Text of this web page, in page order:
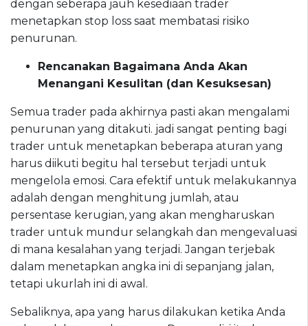
dengan seberapa jauh kesediaan trader
menetapkan stop loss saat membatasi risiko
penurunan.
Rencanakan Bagaimana Anda Akan
Menangani Kesulitan (dan Kesuksesan)
Semua trader pada akhirnya pasti akan mengalami
penurunan yang ditakuti. jadi sangat penting bagi
trader untuk menetapkan beberapa aturan yang
harus diikuti begitu hal tersebut terjadi untuk
mengelola emosi. Cara efektif untuk melakukannya
adalah dengan menghitung jumlah, atau
persentase kerugian, yang akan mengharuskan
trader untuk mundur selangkah dan mengevaluasi
di mana kesalahan yang terjadi. Jangan terjebak
dalam menetapkan angka ini di sepanjang jalan,
tetapi ukurlah ini di awal.
Sebaliknya, apa yang harus dilakukan ketika Anda